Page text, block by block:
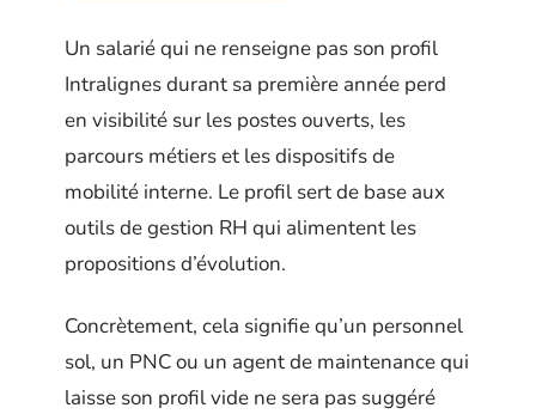
Un salarié qui ne renseigne pas son profil
Intralignes durant sa première année perd
en visibilité sur les postes ouverts, les
parcours métiers et les dispositifs de
mobilité interne. Le profil sert de base aux
outils de gestion RH qui alimentent les
propositions d’évolution.
Concrètement, cela signifie qu’un personnel
sol, un PNC ou un agent de maintenance qui
laisse son profil vide ne sera pas suggéré